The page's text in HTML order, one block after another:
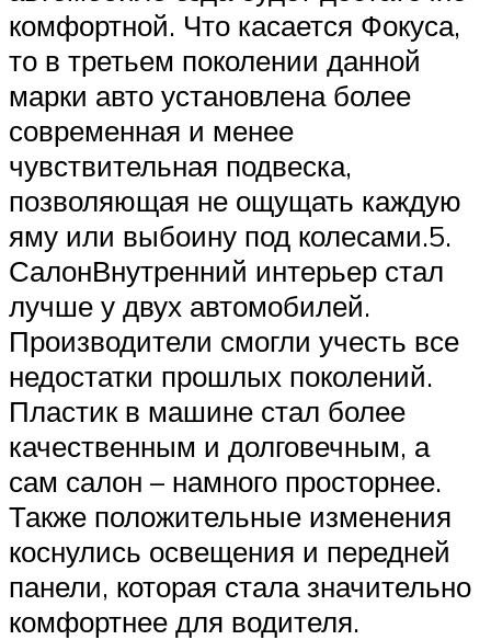
комфортной. Что касается Фокуса,
то в третьем поколении данной
марки авто установлена более
современная и менее
чувствительная подвеска,
позволяющая не ощущать каждую
яму или выбоину под колесами.5.
СалонВнутренний интерьер стал
лучше у двух автомобилей.
Производители смогли учесть все
недостатки прошлых поколений.
Пластик в машине стал более
качественным и долговечным, а
сам салон – намного просторнее.
Также положительные изменения
коснулись освещения и передней
панели, которая стала значительно
комфортнее для водителя.